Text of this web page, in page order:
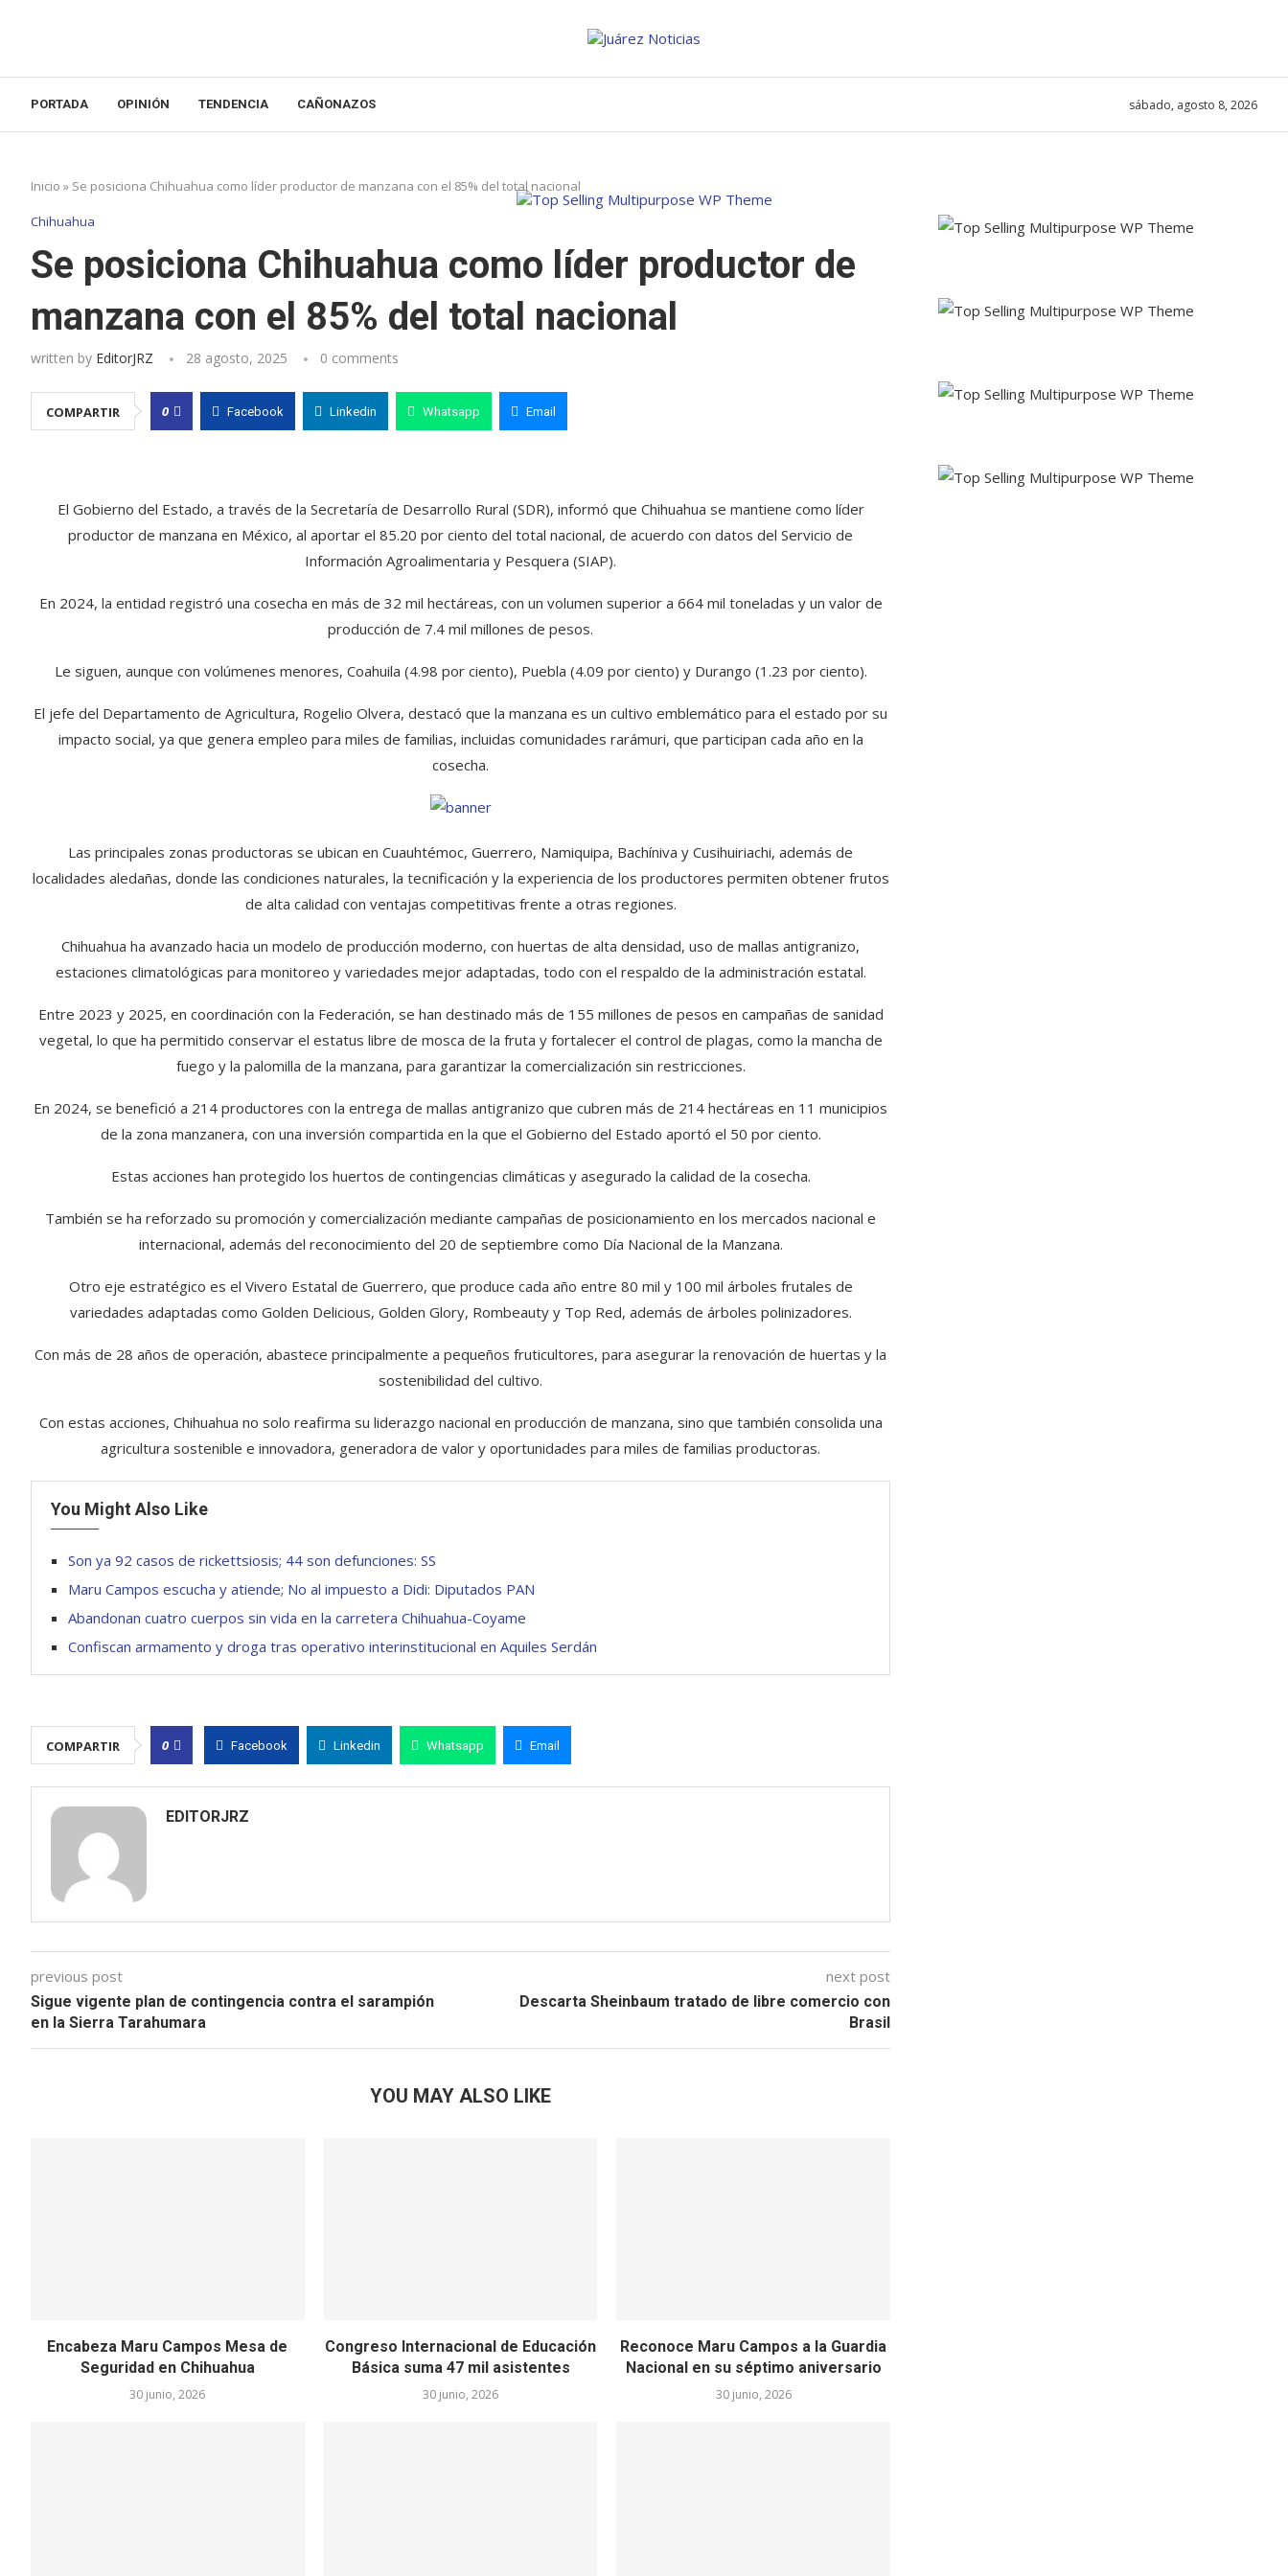
PORTADA OPINIÓN TENDENCIA CAÑONAZOS sábado, agosto 8, 2026
Inicio » Se posiciona Chihuahua como líder productor de manzana con el 85% del total nacional
Chihuahua
Se posiciona Chihuahua como líder productor de
manzana con el 85% del total nacional
written by EditorJRZ 28 agosto, 2025 0 comments
COMPARTIR 0 Facebook Linkedin Whatsapp Email
El Gobierno del Estado, a través de la Secretaría de Desarrollo Rural (SDR), informó que Chihuahua se mantiene como líder
productor de manzana en México, al aportar el 85.20 por ciento del total nacional, de acuerdo con datos del Servicio de
Información Agroalimentaria y Pesquera (SIAP).
En 2024, la entidad registró una cosecha en más de 32 mil hectáreas, con un volumen superior a 664 mil toneladas y un valor de
producción de 7.4 mil millones de pesos.
Le siguen, aunque con volúmenes menores, Coahuila (4.98 por ciento), Puebla (4.09 por ciento) y Durango (1.23 por ciento).
El jefe del Departamento de Agricultura, Rogelio Olvera, destacó que la manzana es un cultivo emblemático para el estado por su
impacto social, ya que genera empleo para miles de familias, incluidas comunidades rarámuri, que participan cada año en la
cosecha.
Las principales zonas productoras se ubican en Cuauhtémoc, Guerrero, Namiquipa, Bachíniva y Cusihuiriachi, además de
localidades aledañas, donde las condiciones naturales, la tecnificación y la experiencia de los productores permiten obtener frutos
de alta calidad con ventajas competitivas frente a otras regiones.
Chihuahua ha avanzado hacia un modelo de producción moderno, con huertas de alta densidad, uso de mallas antigranizo,
estaciones climatológicas para monitoreo y variedades mejor adaptadas, todo con el respaldo de la administración estatal.
Entre 2023 y 2025, en coordinación con la Federación, se han destinado más de 155 millones de pesos en campañas de sanidad
vegetal, lo que ha permitido conservar el estatus libre de mosca de la fruta y fortalecer el control de plagas, como la mancha de
fuego y la palomilla de la manzana, para garantizar la comercialización sin restricciones.
En 2024, se benefició a 214 productores con la entrega de mallas antigranizo que cubren más de 214 hectáreas en 11 municipios
de la zona manzanera, con una inversión compartida en la que el Gobierno del Estado aportó el 50 por ciento.
Estas acciones han protegido los huertos de contingencias climáticas y asegurado la calidad de la cosecha.
También se ha reforzado su promoción y comercialización mediante campañas de posicionamiento en los mercados nacional e
internacional, además del reconocimiento del 20 de septiembre como Día Nacional de la Manzana.
Otro eje estratégico es el Vivero Estatal de Guerrero, que produce cada año entre 80 mil y 100 mil árboles frutales de
variedades adaptadas como Golden Delicious, Golden Glory, Rombeauty y Top Red, además de árboles polinizadores.
Con más de 28 años de operación, abastece principalmente a pequeños fruticultores, para asegurar la renovación de huertas y la
sostenibilidad del cultivo.
Con estas acciones, Chihuahua no solo reafirma su liderazgo nacional en producción de manzana, sino que también consolida una
agricultura sostenible e innovadora, generadora de valor y oportunidades para miles de familias productoras.
You Might Also Like
Son ya 92 casos de rickettsiosis; 44 son defunciones: SS
Maru Campos escucha y atiende; No al impuesto a Didi: Diputados PAN
Abandonan cuatro cuerpos sin vida en la carretera Chihuahua-Coyame
Confiscan armamento y droga tras operativo interinstitucional en Aquiles Serdán
COMPARTIR 0 Facebook Linkedin Whatsapp Email
EDITORJRZ
previous post
Sigue vigente plan de contingencia contra el sarampión
en la Sierra Tarahumara
next post
Descarta Sheinbaum tratado de libre comercio con
Brasil
YOU MAY ALSO LIKE
Encabeza Maru Campos Mesa de
Seguridad en Chihuahua
30 junio, 2026
Congreso Internacional de Educación
Básica suma 47 mil asistentes
30 junio, 2026
Reconoce Maru Campos a la Guardia
Nacional en su séptimo aniversario
30 junio, 2026